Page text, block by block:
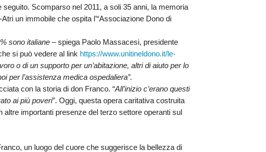
Scomparso nel 2011, a soli 35 anni, la memoria
un immobile che ospita l’“Associazione Dono di
sono italiane –spiega Paolo Massacesi, presidente
si può vedere al link https://www.unitineldono.it/le-
o di un supporto per un’abitazione, altri di aiuto per lo
per l’assistenza medica ospedaliera”.
con la storia didon Franco. “All’inizio c’erano questi
ai più poveri”. Oggi, questa opera caritativa costruita
importanti presenze del terzo settore operanti sul
, un luogo del cuore che suggerisce la bellezza di